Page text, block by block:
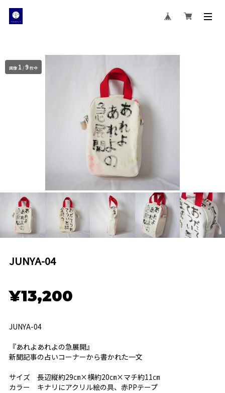
画像 1 / 9枚中
JUNYA-04
¥13,200
JUNYA-04
『あれよあれよの急展開』
新聞記事の占いコーナーから書かれた一文
サイズ 長辺縦約29㎝×横約20㎝×マチ約11㎝
カラー キナリにアクリル絵の具、赤PPテープ